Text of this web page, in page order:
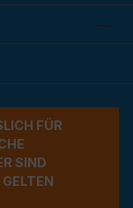
FÜR G
A
SIND A
A